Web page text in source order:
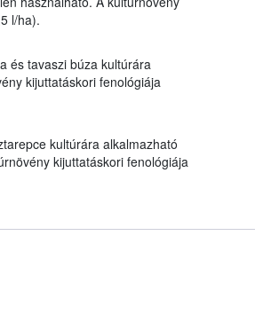
l/ha).
és tavaszi búza kultúrára
kijuttatáskori fenológiája
kultúrára alkalmazható
kijuttatáskori fenológiája